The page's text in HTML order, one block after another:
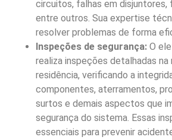
circuitos, falhas em disjuntores,
entre outros. Sua expertise
resolver problemas de forma
Inspeções de segurança: O
realiza inspeções detalhadas
residência, verificando a
componentes, aterramentos,
surtos e demais aspectos que
segurança do sistema. Essas
essenciais para prevenir